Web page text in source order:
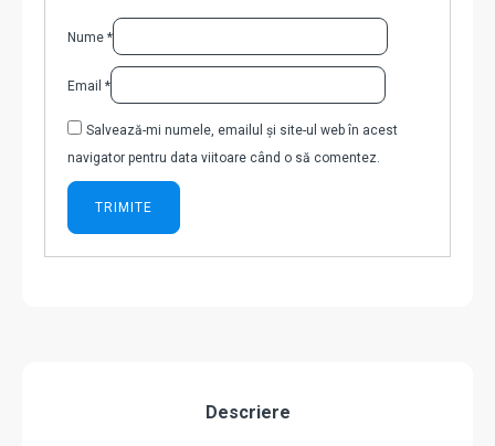
Nume *
Email *
Salvează-mi numele, emailul și site-ul web în acest
navigator pentru data viitoare când o să comentez.
Descriere